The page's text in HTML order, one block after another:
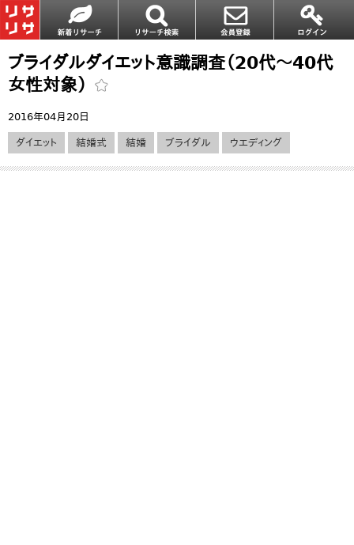
ブライダルダイエット意識調査（20代～40代
女性対象）
2016年04月20日
ダイエット 結婚式 結婚 ブライダル ウエディング